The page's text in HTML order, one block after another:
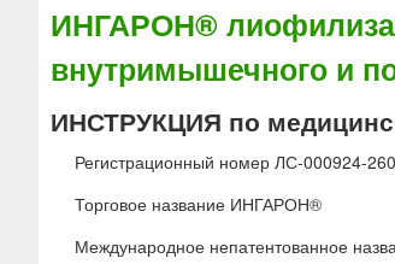
Г
А
Р
О
Н
®
и
ИНГАРОН®
внутримышечного и
ИНСТРУКЦИЯ по
Регистрационный номер ЛС-000924-
Торговое название ИНГАРОН®
Международное непатентованное